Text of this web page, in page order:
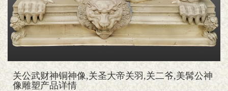
关公武财神铜神像,关圣大帝关羽,关二爷,美髯公神
像雕塑产品详情